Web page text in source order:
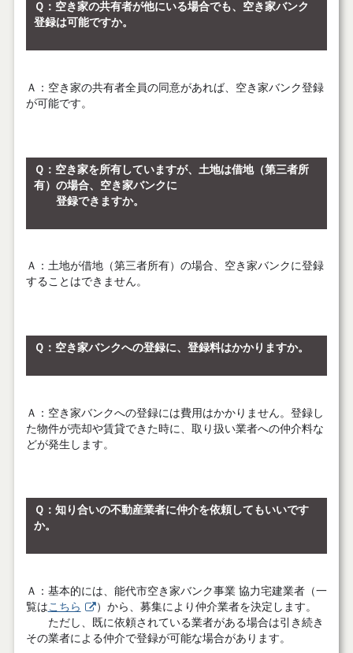
Ｑ ：空き家の共有者が他にいる場合でも、空き家バンク
登録は可能ですか。
Ａ ：空き家の共有者全員の同意があれば、空き家バンク登録
が可能です。
Ｑ ：空き家を所有していますが、土地は借地（第三者所
有）の場合、空き家バンクに
登録できますか。
Ａ ：土地が借地（第三者所有）の場合、空き家バンクに登録
することはできません。
Ｑ ：空き家バンクへの登録に、登録料はかかりますか。
Ａ ：空き家バンクへの登録には費用はかかりません。登録し
た物件が売却や賃貸できた時に、取り扱い業者への仲介料な
どが発生します。
Ｑ：知り合いの不動産業者に仲介を依頼してもいいです
か。
Ａ ：基本的には、能代市空き家バンク事業 協力宅建業者（一
覧は こちら
）から、募集により仲介業者を決定します。
ただし、既に依頼されている業者がある場合は引き続き
その業者による仲介で登録が可能な場合があります。